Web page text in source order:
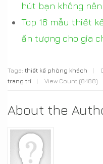
hút bạn không
Top 16 mẫu thiết
ấn tượng cho gia
Tags: thiết kế phòng khách |
trang trí
| View Count (8488)
About the